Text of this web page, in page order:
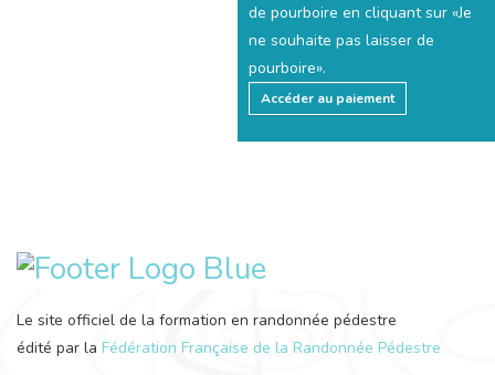
de pourboire en cliquant sur «Je
ne souhaite pas laisser de
pourboire».
Accéder au paiement
Le site officiel de la formation en randonnée pédestre
édité par la Fédération Française de la Randonnée Pédestre